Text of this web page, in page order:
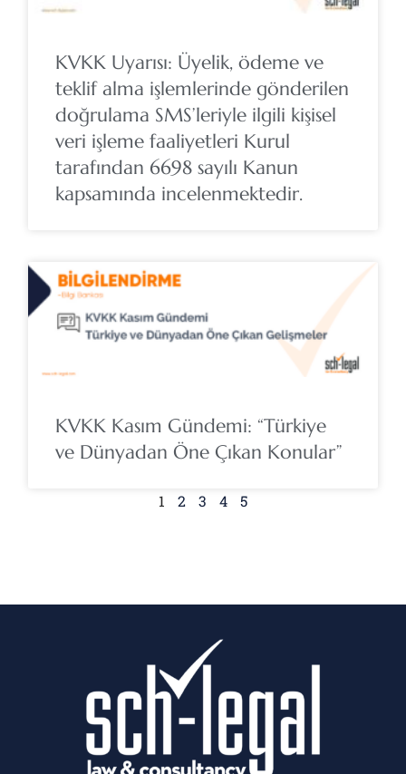
KVKK Uyarısı: Üyelik, ödeme ve
teklif alma işlemlerinde gönderilen
doğrulama SMS’leriyle ilgili kişisel
veri işleme faaliyetleri Kurul
tarafından 6698 sayılı Kanun
kapsamında incelenmektedir.
KVKK Kasım Gündemi: “Türkiye
ve Dünyadan Öne Çıkan Konular”
1 2 3 4 5